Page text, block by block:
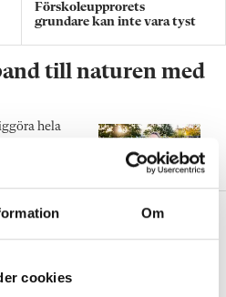
Om
cookies
Förskoleupprorets
grundare kan inte vara tyst
till naturen med
hela
är ingen isolerad ö
granskning”
kan